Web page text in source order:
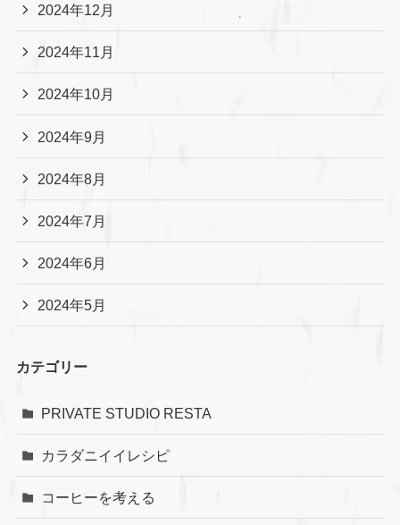
2024年12月
2024年11月
2024年10月
2024年9月
2024年8月
2024年7月
2024年6月
2024年5月
カテゴリー
PRIVATE STUDIO RESTA
カラダニイイレシピ
コーヒーを考える